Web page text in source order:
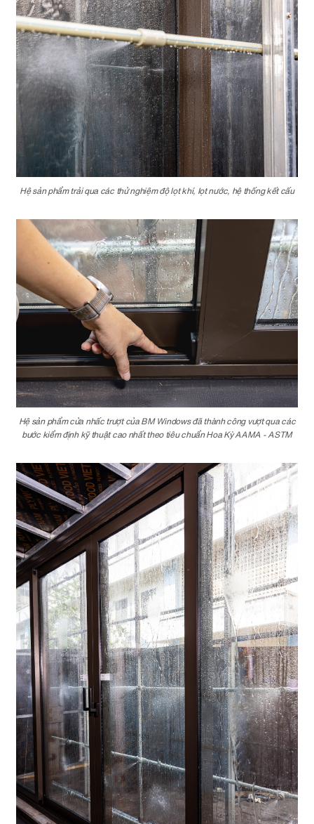
Hệ sản phẩm trải qua các thử nghiệm độ lọt khí, lọt nước, hệ thống kết cấu
Hệ sản phẩm cửa nhấc trượt của BM Windows đã thành công vượt qua các
bước kiểm định kỹ thuật cao nhất theo tiêu chuẩn Hoa Kỳ AAMA - ASTM